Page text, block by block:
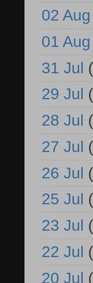
02 Aug
01 Aug
31 Jul
29 Jul
28 Jul
27 Jul
26 Jul
25 Jul
23 Jul
22 Jul
20 Jul